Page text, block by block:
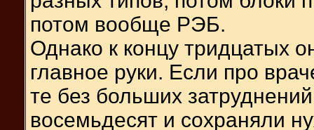
потом вообще РЭБ.
Однако к концу тридцатых
главное руки. Если про
те без больших
восемьдесят и сохраняли